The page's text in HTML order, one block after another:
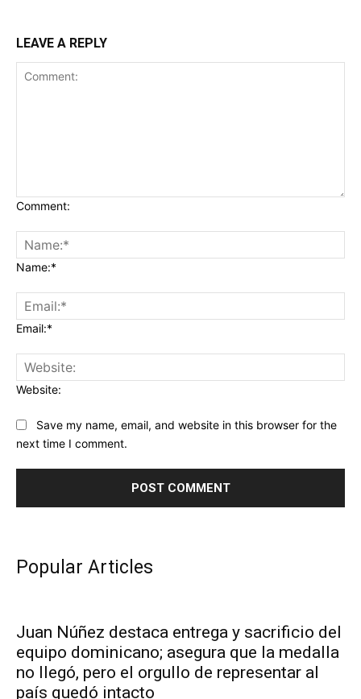
LEAVE A REPLY
Comment:
Name:*
Email:*
Website:
Save my name, email, and website in this browser for the
next time I comment.
Popular Articles
Juan Núñez destaca entrega y sacrificio del
equipo dominicano; asegura que la medalla
no llegó, pero el orgullo de representar al
país quedó intacto